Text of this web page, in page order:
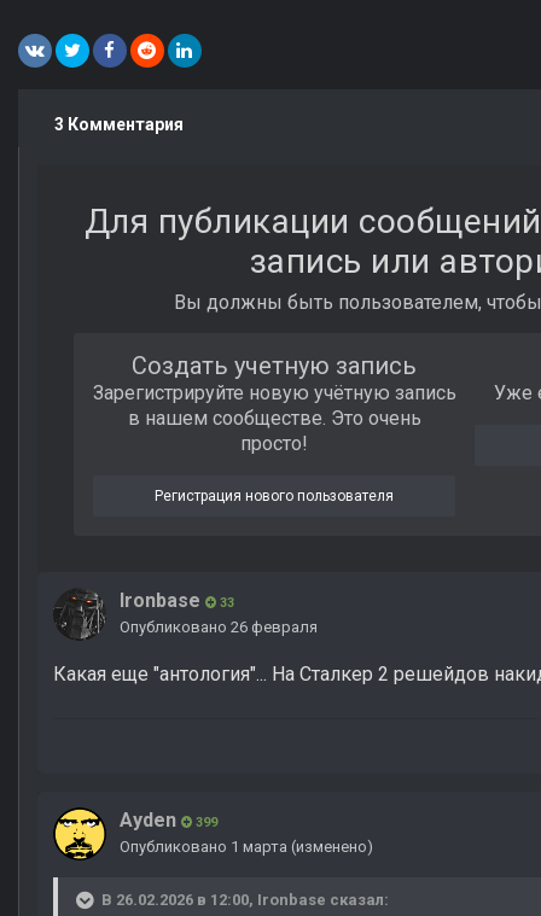
3 Комментария
Для публикации
запись или
Вы должны быть пользователем,
Создать учетную запись
Зарегистрируйте новую учётную запись
в нашем сообществе. Это очень
просто!
Регистрация нового пользователя
Уже
Ironbase 33
Опубликовано 26 февраля
Какая еще "антология"... На Сталкер 2 решейдов
Ayden 399
Опубликовано 1 марта (изменено)
В 26.02.2026 в 12:00, Ironbase сказал: